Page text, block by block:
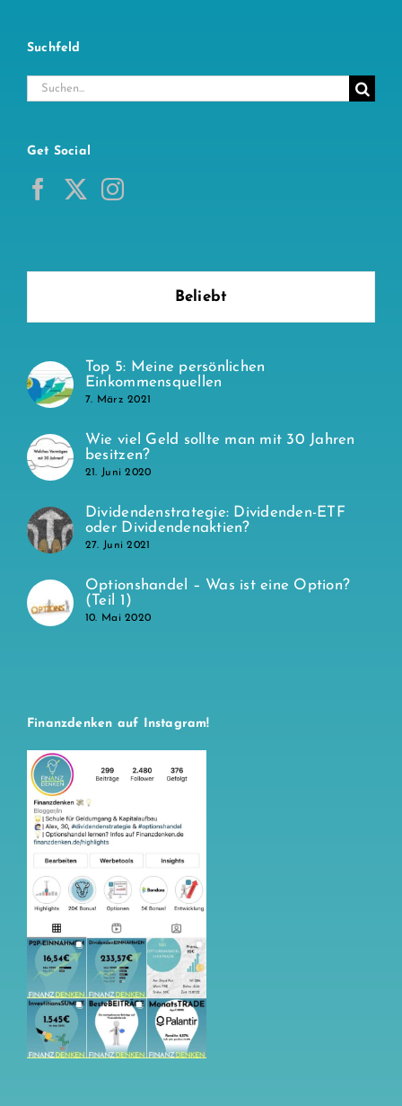
Suchfeld
Suche
Get Social
Beliebt
Top 5: Meine persönlichen
Einkommensquellen
7. März 2021
Wie viel Geld sollte man mit 30 Jahren
besitzen?
21. Juni 2020
Dividendenstrategie: Dividenden-ETF
oder Dividendenaktien?
27. Juni 2021
Optionshandel – Was ist eine Option?
(Teil 1)
10. Mai 2020
Finanzdenken auf Instagram!